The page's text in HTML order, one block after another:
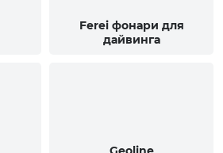
Ferei фонари для
дайвинга